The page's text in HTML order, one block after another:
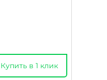
Купить в 1 клик